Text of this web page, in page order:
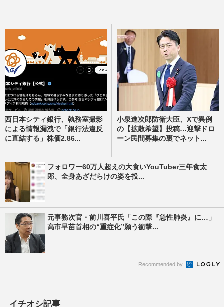
西日本シティ銀行、執務室撮影
による情報漏洩で「銀行法違反
に直結する」株価2.86...
小泉進次郎防衛大臣、Xで異例
の【拡散希望】投稿…迎撃ドロ
ーン民間募集の裏でネット...
フォロワー60万人超えの大食いYouTuber三年食太
郎、全身あざだらけの姿を投...
元事務次官・前川喜平氏「この際『急性肺炎』に…」
高市早苗首相の“重症化”願う衝撃...
Recommended by
イチオシ記事